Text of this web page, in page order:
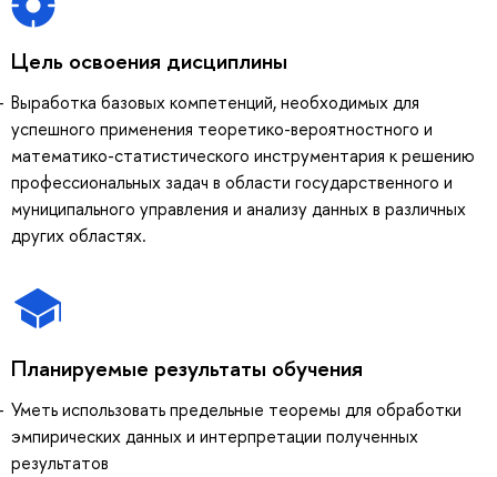
Цель освоения дисциплины
Выработка базовых компетенций, необходимых для
успешного применения теоретико-вероятностного и
математико-статистического инструментария к решению
профессиональных задач в области государственного и
муниципального управления и анализу данных в различных
других областях.
Планируемые результаты обучения
Уметь использовать предельные теоремы для обработки
эмпирических данных и интерпретации полученных
результатов